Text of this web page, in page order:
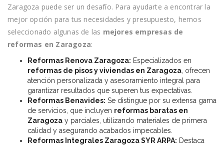
Zaragoza puede ser un desafío. Para ayudarte a encontrar la
mejor opción para tus necesidades y presupuesto, hemos
seleccionado algunas de las mejores empresas de
reformas en Zaragoza:
Reformas Renova Zaragoza: Especializados en
reformas de pisos y viviendas en Zaragoza , ofrecen
atención personalizada y asesoramiento integral para
garantizar resultados que superen tus expectativas.
Reformas Benavides: Se distingue por su extensa gama
de servicios, que incluyen reformas baratas en
Zaragoza y parciales, utilizando materiales de primera
calidad y asegurando acabados impecables.
Reformas Integrales Zaragoza SYR ARPA: Destaca